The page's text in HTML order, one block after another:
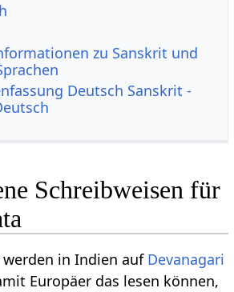
zu Sanskrit und
Deutsch Sanskrit -
Schreibweisen für
in Indien auf Devanagari
Europäer das lesen können,